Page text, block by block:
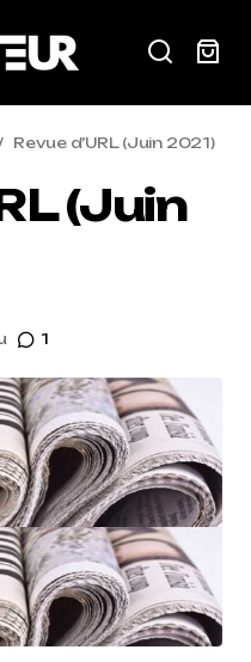
Revue d’URL (Juin 2021)
(Juin
1